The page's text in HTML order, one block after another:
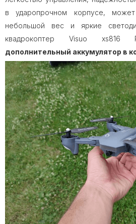
в ударопрочном корпусе,
небольшой вес и яркие
квадрокоптер Visuo xs816
дополнительный аккумулятор в